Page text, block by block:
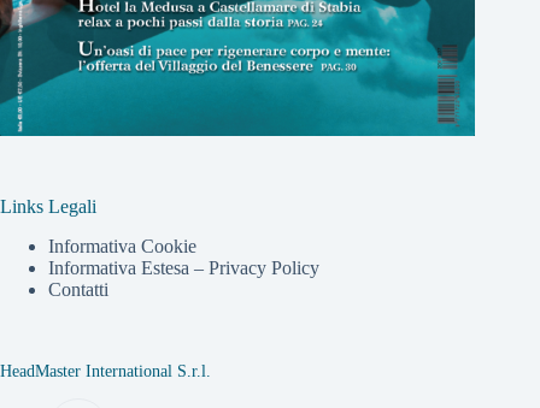
Links Legali
Informativa Cookie
Informativa Estesa – Privacy Policy
Contatti
HeadMaster International S.r.l.